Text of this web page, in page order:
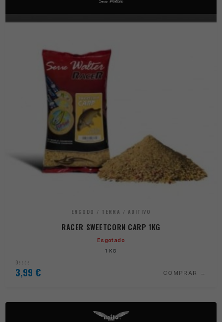
ENGODO / TERRA / ADITIVO
RACER SWEETCORN CARP 1KG
Esgotado
1 KG
Desde
3,99 € COMPRAR